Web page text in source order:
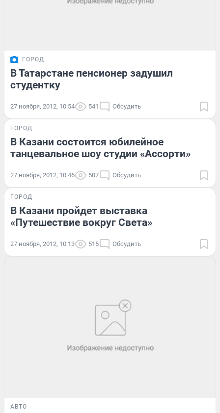
ГОРОД
В Татарстане пенсионер задушил
студентку
27 ноября, 2012, 10:54 541 Обсудить
ГОРОД
В Казани состоится юбилейное
танцевальное шоу студии «Ассорти»
27 ноября, 2012, 10:46 507 Обсудить
ГОРОД
В Казани пройдет выставка
«Путешествие вокруг Света»
27 ноября, 2012, 10:13 515 Обсудить
АВТО